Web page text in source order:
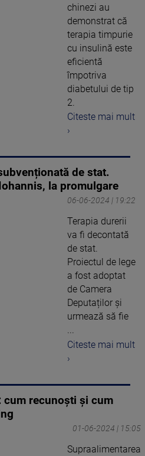
chinezi au
demonstrat că
terapia timpurie
cu insulină este
eficientă
împotriva
diabetului de tip
2.
Citeste mai mult
›
de stat.
la promulgare
06-06-2024 | 19:22
Terapia durerii
va fi decontată
de stat.
Proiectul de lege
a fost adoptat
de Camera
Deputaților și
urmează să fie
...
Citeste mai mult
›
cum recunoști și cum
01-06-2024 | 15:05
Supraalimentarea